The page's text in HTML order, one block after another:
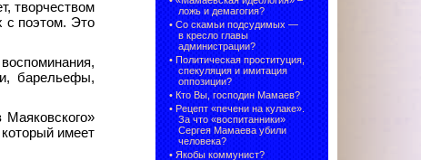
творчеством
с поэтом. Это
барельефы,
имеет
ложь и демагогия?
• Со скамьи подсудимых —
в кресло главы
администрации?
• Политическая проституция,
спекуляция и имитация
оппозиции?
• Кто Вы, господин Мамаев?
• Рецепт «печени на кулаке».
За что «воспитанники»
Сергея Мамаева убили
человека?
• Якобы коммунист?